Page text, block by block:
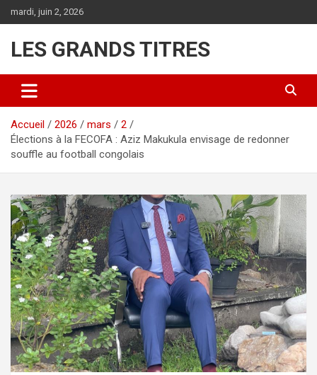
au
mardi, juin 2, 2026
LES GRANDS TITRES
Accueil 2026 mars
2
Élections à la FECOFA : Aziz Makukula envisage de redonner
souffle au football congolais